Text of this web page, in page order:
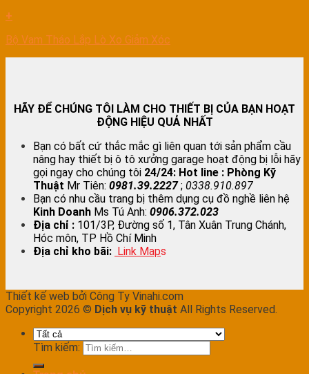
+
Bộ Vam Tháo Lắp Lò Xo Giảm Xóc
HÃY ĐỂ CHÚNG TÔI LÀM CHO THIẾT BỊ CỦA BẠN HOẠT
ĐỘNG HIỆU QUẢ NHẤT
Bạn có bất cứ thắc mắc gì liên quan tới sản phẩm cầu
nâng hay thiết bị ô tô xưởng garage hoạt động bị lỗi hãy
gọi ngay cho chúng tôi 24/24: Hot line : Phòng Kỹ
Thuật Mr Tiên: 0981.39.2227; 0338.910.897
Bạn có nhu cầu trang bị thêm dụng cụ đồ nghề liên hệ
Kinh Doanh Ms Tú Anh: 0906.372.023
Địa chỉ : 101/3P, Đường số 1, Tân Xuân Trung Chánh,
Hóc môn, TP Hồ Chí Minh
Địa chỉ kho bãi: Link Maps
Thiết kế web bởi Công Ty Vinahi.com
Copyright 2026 © Dịch vụ kỹ thuật All Rights Reserved.
Tìm kiếm: